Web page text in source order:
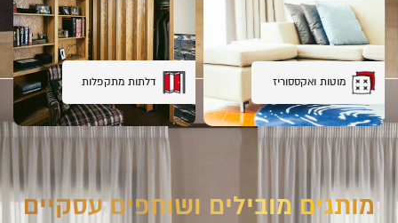
מוטות ואקססוריז דלתות מתקפלות
מותגים מובילים ושותפים עסקיים